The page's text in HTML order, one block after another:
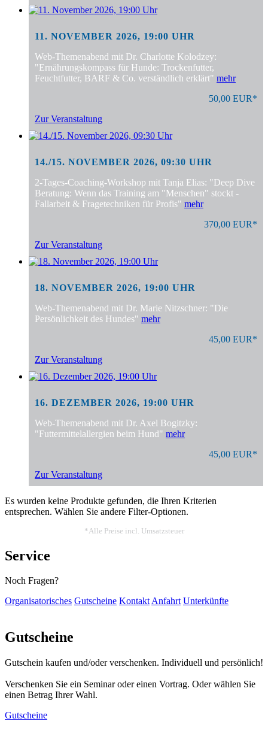
11. NOVEMBER 2026, 19:00 UHR
Web-Themenabend mit Dr. Charlotte Kolodzey:
"Ernährungskompass für Hunde: Trockenfutter,
Feuchtfutter, BARF & Co. verständlich erklärt" mehr
50,00 EUR*
Zur Veranstaltung
14./15. NOVEMBER 2026, 09:30 UHR
2-Tages-Coaching-Workshop mit Tanja Elias: "Deep Dive
Beratung: Wenn das Training am "Menschen" stockt -
Fallarbeit & Fragetechniken für Profis" mehr
370,00 EUR*
Zur Veranstaltung
18. NOVEMBER 2026, 19:00 UHR
Web-Themenabend mit Dr. Marie Nitzschner: "Die
Persönlichkeit des Hundes" mehr
45,00 EUR*
Zur Veranstaltung
16. DEZEMBER 2026, 19:00 UHR
Web-Themenabend mit Dr. Axel Bogitzky:
"Futtermittelallergien beim Hund" mehr
45,00 EUR*
Zur Veranstaltung
Es wurden keine Produkte gefunden, die Ihren Kriterien
entsprechen. Wählen Sie andere Filter-Optionen.
*Alle Preise incl. Umsatzsteuer
Service
Noch Fragen?
Organisatorisches Gutscheine KontaktAnfahrt Unterkünfte
Gutscheine
Gutschein kaufen und/oder verschenken. Individuell und persönlich!
Verschenken Sie ein Seminar oder einen Vortrag. Oder wählen Sie
einen Betrag Ihrer Wahl.
Gutscheine